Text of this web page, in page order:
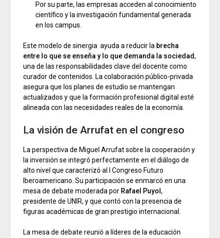
Por su parte, las empresas acceden al conocimiento
científico y la investigación fundamental generada
en los campus.
Este modelo de sinergia ayuda a reducir la brecha
entre lo que se enseña y lo que demanda la sociedad,
una de las responsabilidades clave del docente como
curador de contenidos. La colaboración público-privada
asegura que los planes de estudio se mantengan
actualizados y que la formación profesional digital esté
alineada con las necesidades reales de la economía.
La visión de Arrufat en el congreso
La perspectiva de Miguel Arrufat sobre la cooperación y
la inversión se integró perfectamente en el diálogo de
alto nivel que caracterizó al I Congreso Futuro
Iberoamericano. Su participación se enmarcó en una
mesa de debate moderada por Rafael Puyol,
presidente de UNIR, y que contó con la presencia de
figuras académicas de gran prestigio internacional.
La mesa de debate reunió a líderes de la educación